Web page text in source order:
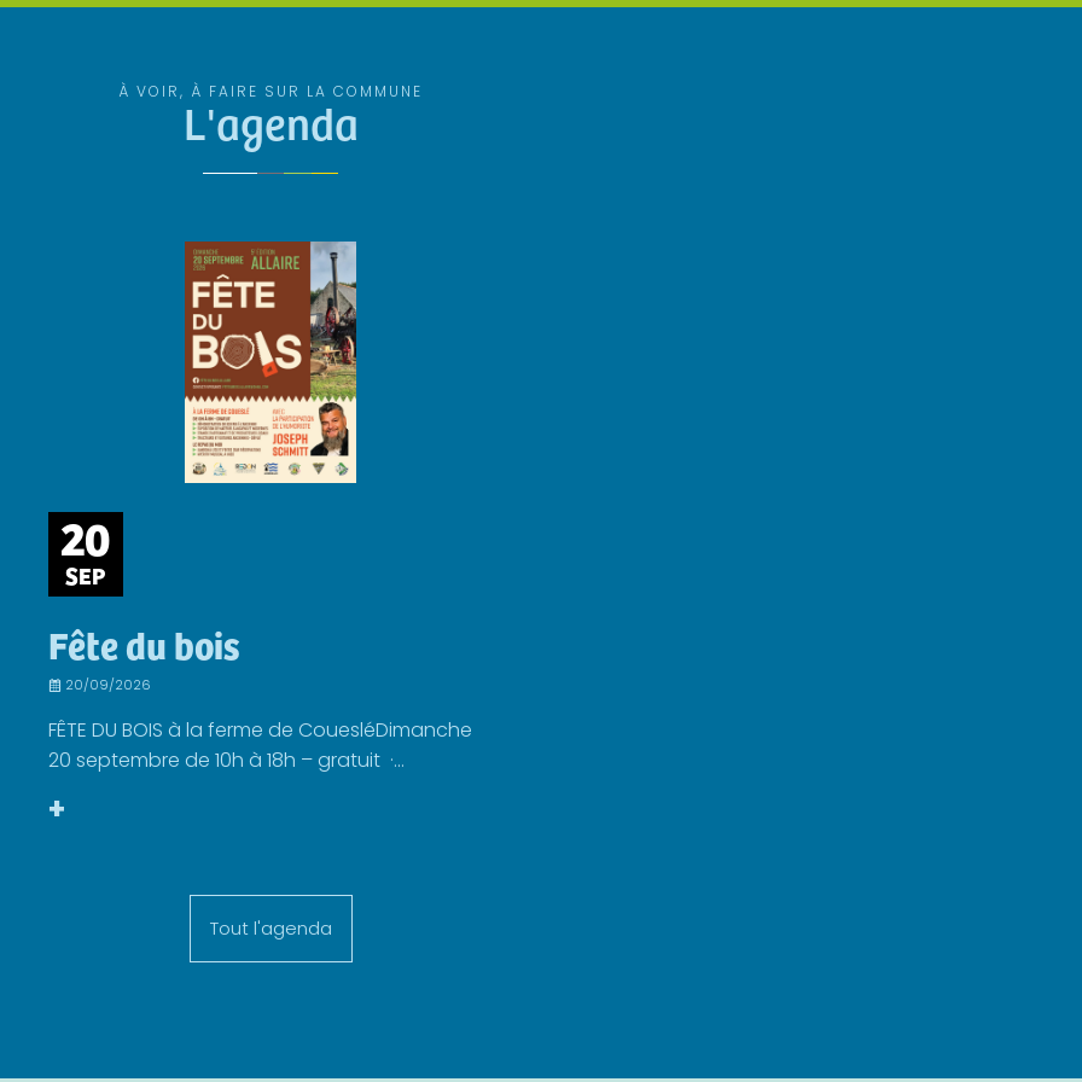
À VOIR, À FAIRE SUR LA COMMUNE
L'agenda
20
SEP
Fête du bois
20/09/2026
FÊTE DU BOIS à la ferme de CouesléDimanche
20 septembre de 10h à 18h – gratuit ·...
+
Tout l'agenda